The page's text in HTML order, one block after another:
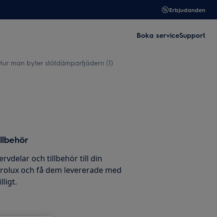
Erbjudanden
Boka serviceSupport
man byter stötdämparfjädern (1)
och tillbehör till din
och få dem levererade med